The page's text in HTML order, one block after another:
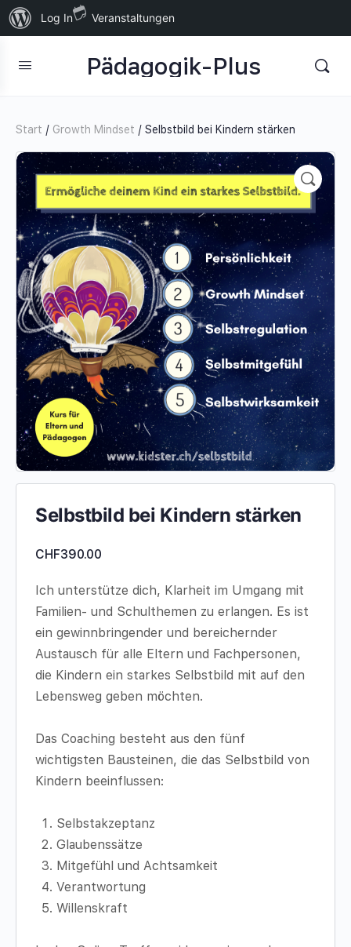
Über
WordPress
Log In Veranstaltungen
Pädagogik-Plus
Start / Growth Mindset / Selbstbild bei Kindern stärken
Selbstbild bei Kindern stärken
CHF390.00
Ich unterstütze dich, Klarheit im Umgang mit
Familien- und Schulthemen zu erlangen. Es ist
ein gewinnbringender und bereichernder
Austausch für alle Eltern und Fachpersonen,
die Kindern ein starkes Selbstbild mit auf den
Lebensweg geben möchten.
Das Coaching besteht aus den fünf
wichtigsten Bausteinen, die das Selbstbild von
Kindern beeinflussen:
Selbstakzeptanz
Glaubenssätze
Mitgefühl und Achtsamkeit
Verantwortung
Willenskraft